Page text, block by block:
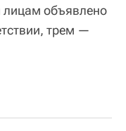
объявлено
трем —